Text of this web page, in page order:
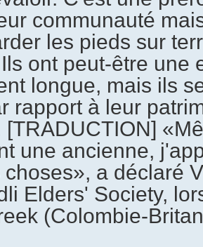
communauté
les pieds sur
ont peut-être une
longue, mais ils
rapport à leur
[TRADUCTION]
une ancienne,
a déclaré
Elders' Society,
(Colombie-